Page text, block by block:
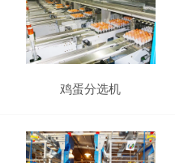
鸡蛋分选机